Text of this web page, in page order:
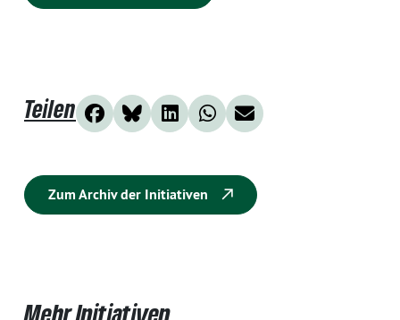
Teilen
Zum Archiv der Initiativen
Mehr Initiativen